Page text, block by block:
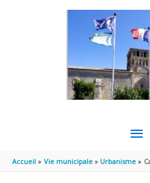
Accueil Vie municipale Urbanisme